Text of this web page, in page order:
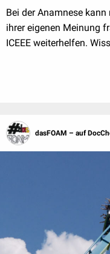
Bei der Anamnese
ihrer eigenen Meinung
ICEEE weiterhelfen.
dasFOAM – auf